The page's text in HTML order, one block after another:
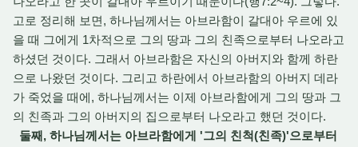
고로 정리해 보면, 하나님께서는 아브라함이 갈대아 우르에 있
을 때 그에게 1차적으로 그의 땅과 그의 친족으로부터 나오라고
하셨던 것이다. 그래서 아브라함은 자신의 아버지와 함께 하란
으로 나왔던 것이다. 그리고 하란에서 아브라함의 아버지 데라
가 죽었을 때에, 하나님께서는 이제 아브라함에게 그의 땅과 그
의 친족과 그의 아버지의 집으로부터 나오라고 했던 것이다.
둘째, 하나님께서는 아브라함에게 '그의 친척(친족)'으로부터